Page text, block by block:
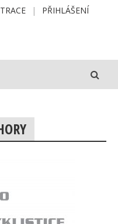
PŘIHLÁŠENÍ